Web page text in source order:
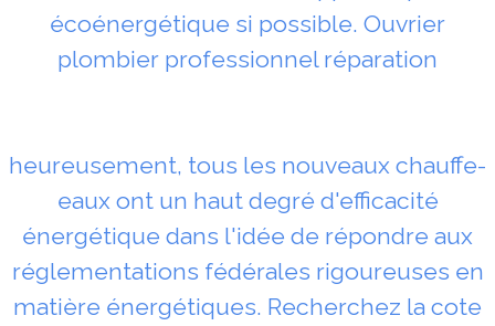
écoénergétique si possible. Ouvrier
plombier professionnel réparation
heureusement, tous les nouveaux chauffe-
eaux ont un haut degré d'efficacité
énergétique dans l'idée de répondre aux
réglementations fédérales rigoureuses en
matière énergétiques. Recherchez la cote